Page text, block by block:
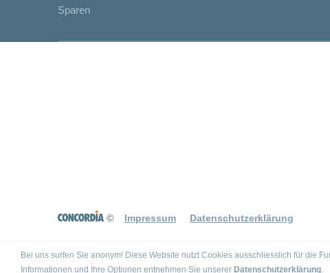
Bei uns surfen Sie anonym! Diese Website nutzt Cookies ausschliesslich für die
Informationen und Ihre Optionen entnehmen Sie unserer Datenschutzerklärung.
Sparen
© Impressum Datenschutzerklärung